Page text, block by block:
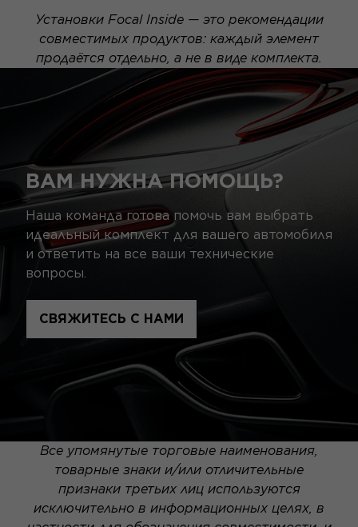
Установки Focal Inside — это рекомендации
совместимых продуктов: каждый элемент
продаётся отдельно, а не в виде комплекта.
ВАМ НУЖНА ПОМОЩЬ?
Наша команда готова помочь вам выбрать
идеальный комплект для вашего автомобиля
и ответить на все ваши технические
вопросы.
СВЯЖИТЕСЬ С НАМИ
Все упомянутые торговые наименования,
товарные знаки и/или отличительные
признаки третьих лиц используются
исключительно в информационных целях, в